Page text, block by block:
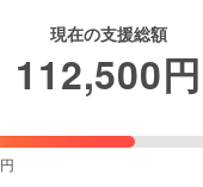
現在の支援総額
112,500円
円